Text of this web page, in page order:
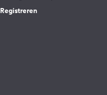
Registreren